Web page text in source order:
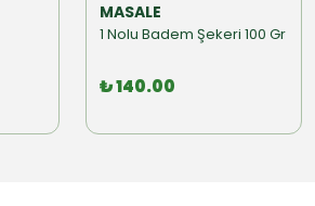
MASALE
1 Nolu Badem Şekeri 100 Gr
₺ 140.00